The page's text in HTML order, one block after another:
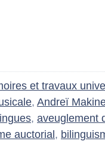
et travaux
, Andreï
, aveuglement
auctorial ,